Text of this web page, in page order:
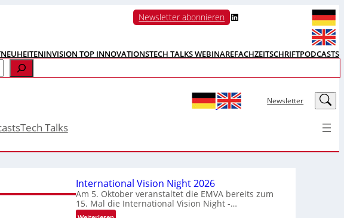
Newsletter abonnieren LinkedIn
INVISION TOP INNOVATIONSTECH TALKS WEBINAREFACHZEITSCHRIFTPODCASTS
Newsletter LinkedIn
Tech Talks
International Vision Night 2026
Am 5. Oktober veranstaltet die EMVA bereits zum
15. Mal die International Vision Night -…